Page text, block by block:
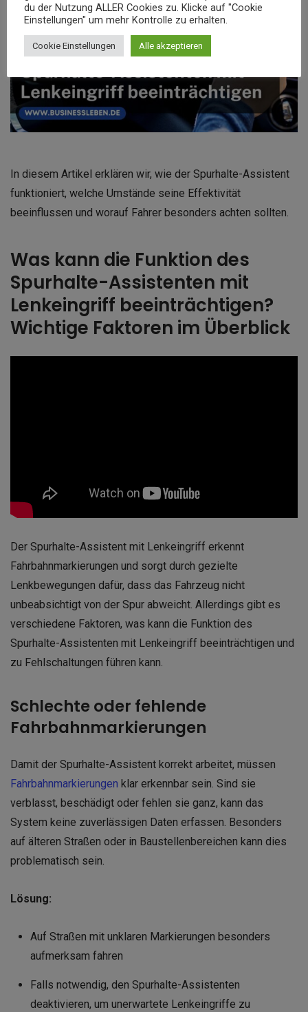
In diesem Artikel erklären wir, wie der Spurhalte-Assistent
funktioniert, welche Umstände seine Effektivität
beeinflussen und worauf Fahrer besonders achten sollten.
Was kann die Funktion des
Spurhalte-Assistenten mit
Lenkeingriff beeinträchtigen?
Wichtige Faktoren im Überblick
Der Spurhalte-Assistent mit Lenkeingriff erkennt
Fahrbahnmarkierungen und sorgt durch gezielte
Lenkbewegungen dafür, dass das Fahrzeug nicht
unbeabsichtigt von der Spur abweicht. Allerdings gibt es
verschiedene Faktoren, was kann die Funktion des
Spurhalte-Assistenten mit Lenkeingriff beeinträchtigen und
zu Fehlschaltungen führen kann.
Schlechte oder fehlende
Fahrbahnmarkierungen
Damit der Spurhalte-Assistent korrekt arbeitet, müssen
Fahrbahnmarkierungen klar erkennbar sein. Sind sie
verblasst, beschädigt oder fehlen sie ganz, kann das
System keine zuverlässigen Daten erfassen. Besonders
auf älteren Straßen oder in Baustellenbereichen kann dies
problematisch sein.
Lösung:
Auf Straßen mit unklaren Markierungen besonders
aufmerksam fahren
Falls notwendig, den Spurhalte-Assistenten
deaktivieren, um unerwartete Lenkeingriffe zu
du der Nutzung ALLER Cookies zu. Klicke auf "Cookie
Einstellungen" um mehr Kontrolle zu erhalten.
Cookie Einstellungen Alle akzeptieren